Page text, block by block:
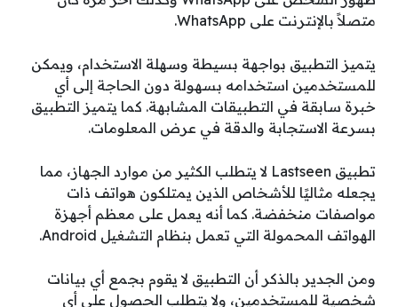
متصلاً بالإنترنت على WhatsApp.
يتميز التطبيق بواجهة بسيطة وسهلة الاستخدام، ويمكن
للمستخدمين استخدامه بسهولة دون الحاجة إلى أي
خبرة سابقة في التطبيقات المشابهة. كما يتميز التطبيق
بسرعة الاستجابة والدقة في عرض المعلومات.
تطبيق Lastseen لا يتطلب الكثير من موارد الجهاز، مما
يجعله مثاليًا للأشخاص الذين يمتلكون هواتف ذات
مواصفات منخفضة. كما أنه يعمل على معظم أجهزة
الهواتف المحمولة التي تعمل بنظام التشغيل Android.
ومن الجدير بالذكر أن التطبيق لا يقوم بجمع أي بيانات
شخصية للمستخدمين، ولا يتطلب الحصول على أي